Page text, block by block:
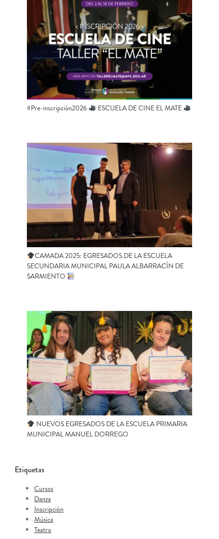
#Pre-inscripción2026 ESCUELA DE CINE EL MATE
CAMADA 2025: EGRESADOS DE LA ESCUELA
SECUNDARIA MUNICIPAL PAULA ALBARRACÍN DE
SARMIENTO
NUEVOS EGRESADOS DE LA ESCUELA PRIMARIA
MUNICIPAL MANUEL DORREGO
Etiquetas
Cursos
Danza
Inscripción
Música
Teatro